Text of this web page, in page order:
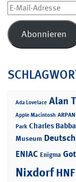
E-
Mail-
Adresse
Abonnieren
Ada Lovelace Alan
Apple Macintosh
Park Charles
Museum
ENIAC Enigma
NixdorfHNF